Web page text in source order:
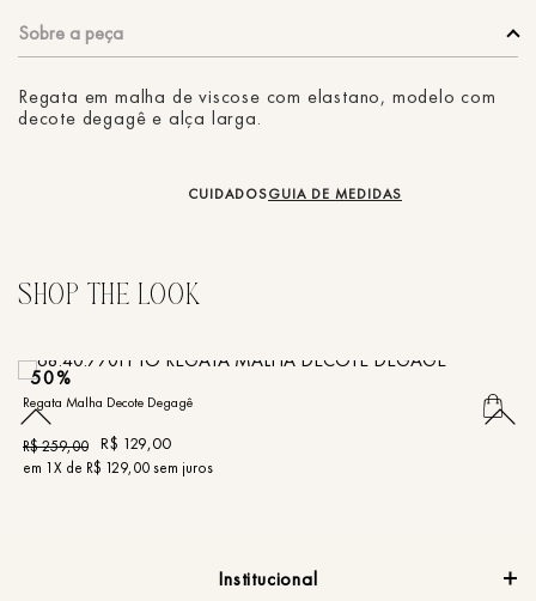
Regata em malha de viscose com elastano, modelo com
decote degagê e alça larga.
CUIDADOSGUIA DE MEDIDAS
50%
Regata Malha Decote Degagê
R$259,00 R$ 129,00
em 1X de R$ 129,00sem juros
Institucional